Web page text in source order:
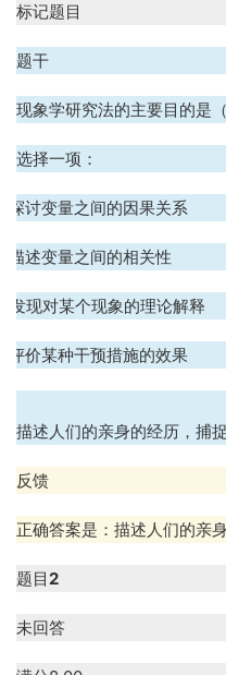
标记题目
题干
现象学研究法的主要目的是（
选择一项：
探讨变量之间的因果关系
描述变量之间的相关性
发现对某个现象的理论解释
评价某种干预措施的效果
描述人们的亲身的经历，捕
反馈
正确答案是：描述人们的亲
题目 2
未回答